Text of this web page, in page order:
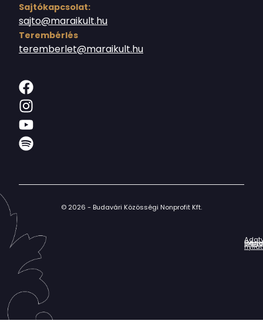
Sajtókapcsolat:
sajto@maraikult.hu
Terembérlés
teremberlet@maraikult.hu
© 2026 - Budavári Közösségi Nonprofit Kft.